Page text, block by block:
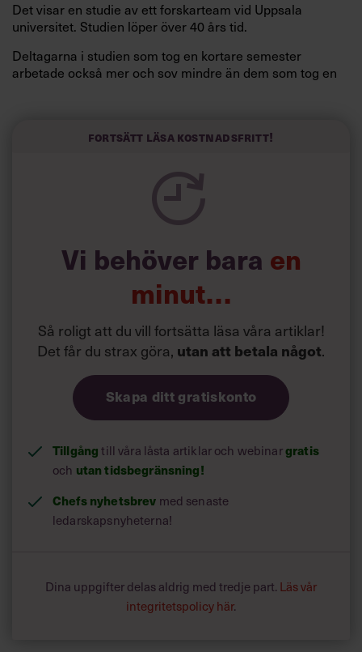
Det visar en studie av ett forskarteam vid Uppsala
universitet. Studien löper över 40 års tid.
Deltagarna i studien som tog en kortare semester
arbetade också mer och sov mindre än dem som tog en
Forskarna tror sig dessutom kunna uttyda att en längre
försök att förändra livsstilsvanor.
Fortsätt läsa kostnadsfritt!
Vi behöver bara en
minut…
Så roligt att du vill fortsätta läsa våra artiklar!
Det får du strax göra, utan att betala något.
Skapa ditt gratiskonto
Tillgång till våra låsta artiklar och webinargratis
och utan tidsbegränsning!
Chefs nyhetsbrev med senaste
ledarskapsnyheterna!
Dina uppgifter delas aldrig med tredje part. Läs vår
integritetspolicy här.